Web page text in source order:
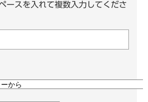
ースを入れて複数入力してくださ